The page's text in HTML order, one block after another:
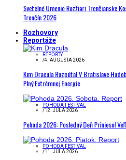
Svetelné Umenie Rozžiari Trenčianske
Trenčín 2026
Rozhovory
Reportáže
REPORTY
/4. AUGUSTA 2026
Kim Dracula Rozpútal V Bratislave
Plný Extrémnej Energie
POHODA FESTIVAL
/12. JÚLA 2026
Pohoda 2026: Posledný Deň Priniesol
POHODA FESTIVAL
/11. JÚLA 2026